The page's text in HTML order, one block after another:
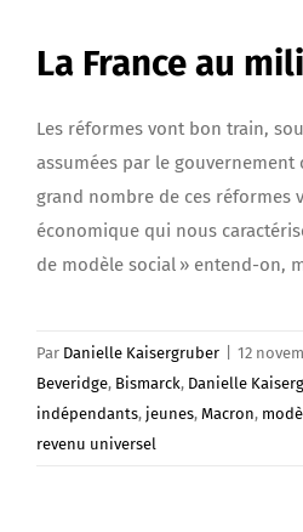
La France au
Les réformes vont bon train,
assumées par le gouvernement
grand nombre de ces réformes
économique qui nous
de modèle social » entend-on,
Par Danielle Kaisergruber 12
Beveridge, Bismarck, Danielle
indépendants, jeunes, Macron,
revenu universel